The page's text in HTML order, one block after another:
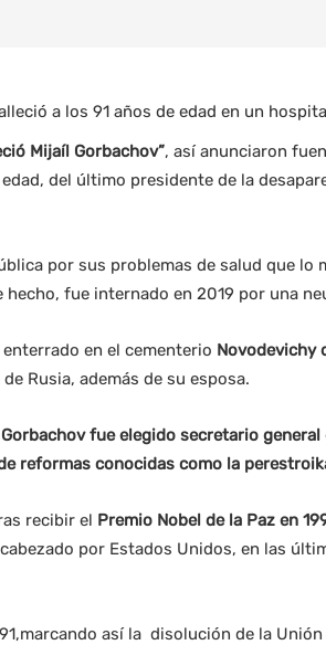
a los 91 años de edad en un
Mijaíl Gorbachov”, así anunciaron
del último presidente de la
por sus problemas de salud que
fue internado en 2019 por una
en el cementerio Novodevichy
Rusia, además de su esposa.
Gorbachov fue elegido secretario
reformas conocidas como la
recibir el Premio Nobel de la Paz en
por Estados Unidos, en las
así la disolución de la